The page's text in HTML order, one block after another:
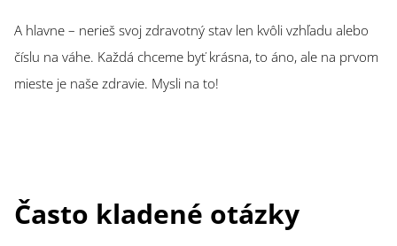
A hlavne – nerieš svoj zdravotný stav len kvôli vzhľadu alebo
číslu na váhe. Každá chceme byť krásna, to áno, ale na prvom
mieste je naše zdravie. Mysli na to!
Často kladené otázky